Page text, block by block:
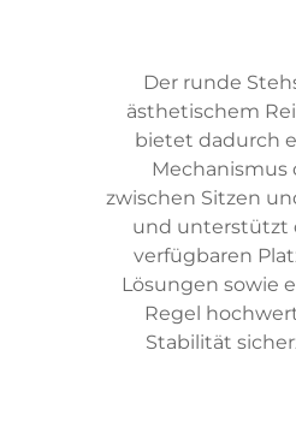
Der runde
ästhetischem
bietet dadurch
Mechanismus
zwischen Sitzen
und unterstützt
verfügbaren
Lösungen sowie
Regel
Stabilität